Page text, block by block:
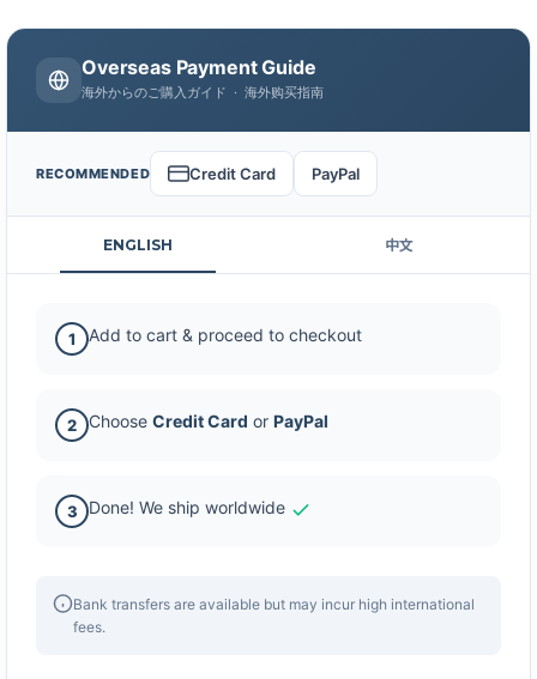
Overseas Payment Guide
海外からのご購入ガイド · 海外购买指南
RECOMMENDED Credit Card PayPal
ENGLISH 中文
1 Add to cart & proceed to checkout
2 Choose Credit Card or PayPal
3 Done! We ship worldwide
Bank transfers are available but may incur high international
fees.